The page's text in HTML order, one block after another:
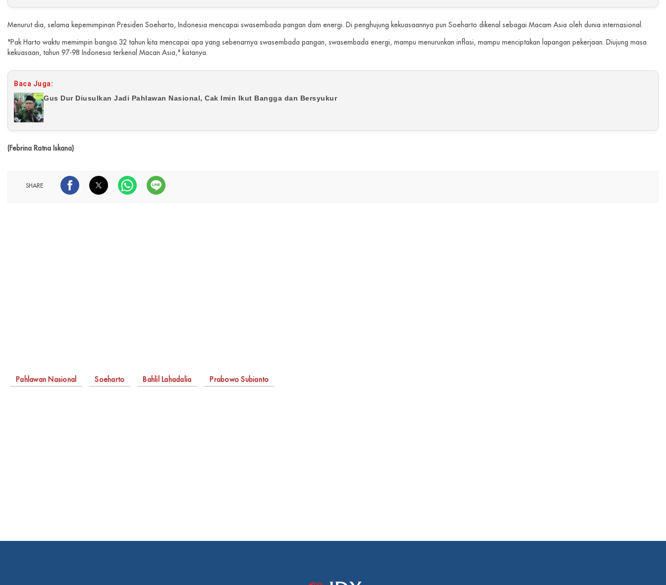
Menurut dia, selama kepemimpinan Presiden Soeharto, Indonesia mencapai swasembada pangan dam energi. Di penghujung kekuasaannya pun Soeharto dikenal sebagai Macam Asia oleh dunia internasional.
"Pak Harto waktu memimpin bangsa 32 tahun kita mencapai apa yang sebenarnya swasembada pangan, swasembada energi, mampu menurunkan inflasi, mampu menciptakan lapangan pekerjaan. Diujung masa
kekuasaan, tahun 97-98 Indonesia terkenal Macan Asia," katanya.
Baca Juga:
Gus Dur Diusulkan Jadi Pahlawan Nasional, Cak Imin Ikut Bangga dan Bersyukur
(Febrina Ratna Iskana)
SHARE
Pahlawan Nasional Soeharto Bahlil Lahadalia Prabowo Subianto